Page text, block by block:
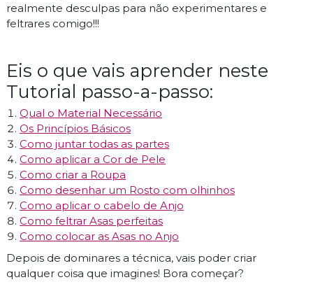
realmente desculpas para não experimentares e
feltrares comigo!!!
Eis o que vais aprender neste
Tutorial passo-a-passo:
Qual o Material Necessário
Os Princípios Básicos
Como juntar todas as partes
Como aplicar a Cor de Pele
Como criar a Roupa
Como desenhar um Rosto com olhinhos
Como aplicar o cabelo de Anjo
Como feltrar Asas perfeitas
Como colocar as Asas no Anjo
Depois de dominares a técnica, vais poder criar
qualquer coisa que imagines! Bora começar?